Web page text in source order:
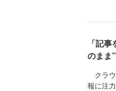
「記
のまま
クラ
報に注